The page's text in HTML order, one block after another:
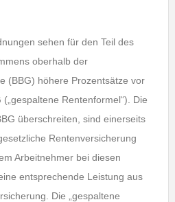
sehen für den Teil des
oberhalb der
(BBG) höhere Prozentsätze vor
Rentenformel“). Die
überschreiten, sind einerseits
Rentenversicherung
Arbeitnehmer bei diesen
entsprechende Leistung aus
Die „gespaltene